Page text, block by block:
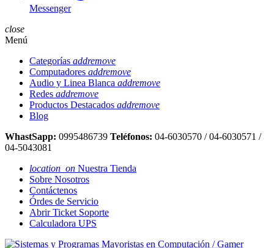
Messenger
close
Menú
Categorías addremove
Computadores addremove
Audio y Linea Blanca addremove
Redes addremove
Productos Destacados addremove
Blog
WhastSapp: 0995486739 Teléfonos: 04-6030570 / 04-6030571 /
04-5043081
location_on Nuestra Tienda
Sobre Nosotros
Contáctenos
Órdes de Servicio
Abrir Ticket Soporte
Calculadora UPS